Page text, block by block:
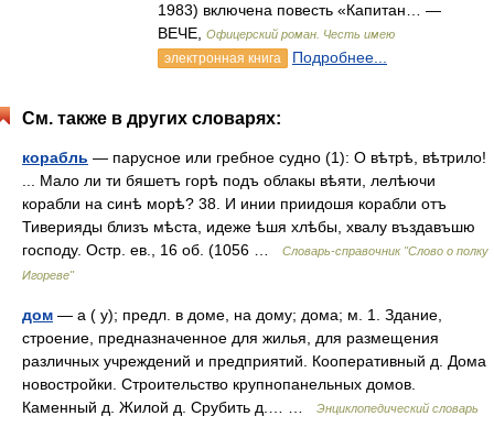
1983) включена повесть «Капитан… —
ВЕЧЕ,
Офицерский роман. Честь имею
электронная книга Подробнее...
См. также в других словарях:
корабль — парусное или гребное судно (1): О вѣтрѣ, вѣтрило!
... Мало ли ти бяшетъ горѣ подъ облакы вѣяти, лелѣючи
корабли на синѣ морѣ? 38. И инии приидошя корабли отъ
Тиверияды близъ мѣста, идеже ѣшя хлѣбы, хвалу въздавъшю
господу. Остр. ев., 16 об. (1056 …
Словарь-справочник "Слово о полку
Игореве"
дом — а ( у); предл. в доме, на дому; дома; м. 1. Здание,
строение, предназначенное для жилья, для размещения
различных учреждений и предприятий. Кооперативный д. Дома
новостройки. Строительство крупнопанельных домов.
Каменный д. Жилой д. Срубить д.… …
Энциклопедический словарь